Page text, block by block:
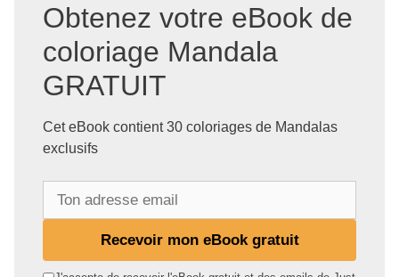
Obtenez votre eBook de
coloriage Mandala
GRATUIT
Cet eBook contient 30 coloriages de Mandalas
exclusifs
Recevoir mon eBook gratuit